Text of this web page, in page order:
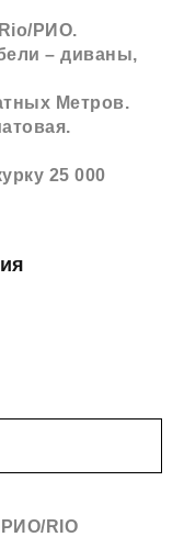
РИО.
– диваны,
Метров.
25 000
RIO